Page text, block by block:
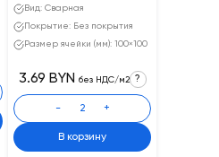
Вид: Сварная
Покрытие: Без покрытия
Размер ячейки (мм): 100×100
3.69 BYN без НДС/м2 ?
- +
В корзину